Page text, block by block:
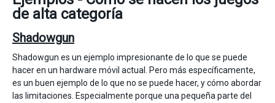
de alta categoría
Shadowgun
Shadowgun es un ejemplo impresionante de lo que se puede
hacer en un hardware móvil actual. Pero más específicamente,
es un buen ejemplo de lo que no se puede hacer, y cómo abordar
las limitaciones. Especialmente porque una pequeña parte del